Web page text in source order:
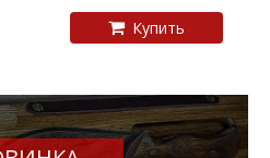
Купить